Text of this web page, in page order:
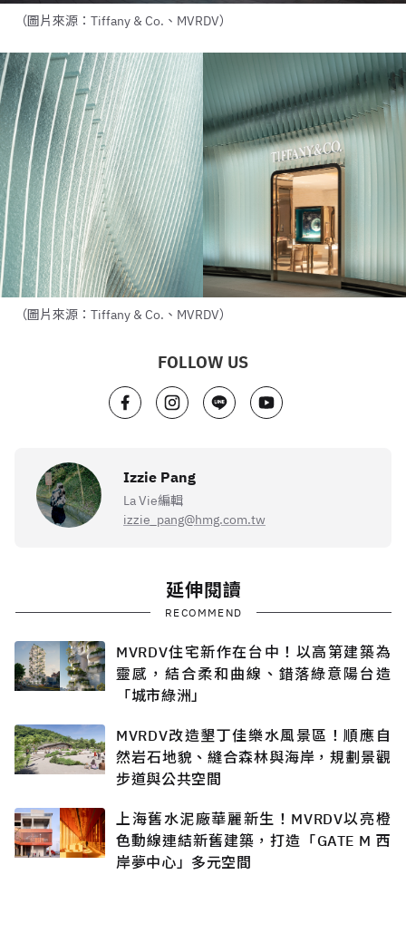
（圖片來源：Tiffany & Co.、MVRDV）
（圖片來源：Tiffany & Co.、MVRDV）
FOLLOW US
Izzie Pang
La Vie編輯
izzie_pang@hmg.com.tw
延伸閱讀
RECOMMEND
MVRDV住宅新作在台中！以高第建築為
靈感，結合柔和曲線、錯落綠意陽台造
「城市綠洲」
MVRDV改造墾丁佳樂水風景區！順應自
然岩石地貌、縫合森林與海岸，規劃景觀
步道與公共空間
上海舊水泥廠華麗新生！MVRDV以亮橙
色動線連結新舊建築，打造「GATE M 西
岸夢中心」多元空間